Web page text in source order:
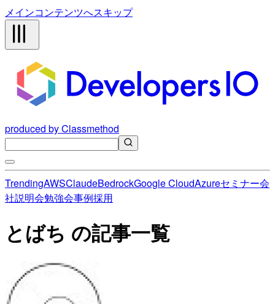
メインコンテンツへスキップ
produced by Classmethod
TrendingAWSClaudeBedrockGoogle CloudAzureセミナー会
社説明会勉強会事例採用
とばち の記事一覧